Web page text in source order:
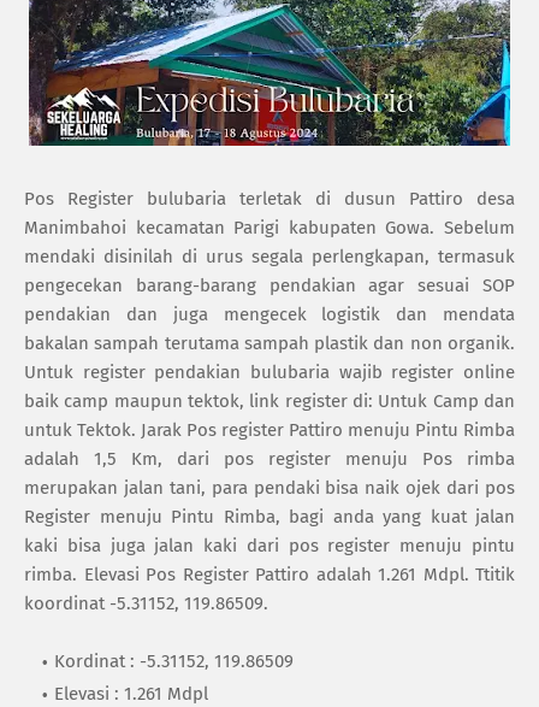
Pos Register bulubaria terletak di dusun Pattiro desa
Manimbahoi kecamatan Parigi kabupaten Gowa. Sebelum
mendaki disinilah di urus segala perlengkapan, termasuk
pengecekan barang-barang pendakian agar sesuai SOP
pendakian dan juga mengecek logistik dan mendata
bakalan sampah terutama sampah plastik dan non organik.
Untuk register pendakian bulubaria wajib register online
baik camp maupun tektok, link register di: Untuk Camp dan
untuk Tektok. Jarak Pos register Pattiro menuju Pintu Rimba
adalah 1,5 Km, dari pos register menuju Pos rimba
merupakan jalan tani, para pendaki bisa naik ojek dari pos
Register menuju Pintu Rimba, bagi anda yang kuat jalan
kaki bisa juga jalan kaki dari pos register menuju pintu
rimba. Elevasi Pos Register Pattiro adalah 1.261 Mdpl. Ttitik
koordinat -5.31152, 119.86509.
Kordinat : -5.31152, 119.86509
Elevasi : 1.261 Mdpl